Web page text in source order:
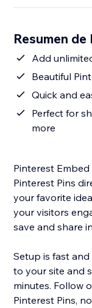
Resumen
Add
Beautiful
Quick and
Perfect for
more
Pinterest
Pinterest Pins
your favorite
your visitors
save and share
Setup is fast
to your site and
minutes. Follow
Pinterest Pins,